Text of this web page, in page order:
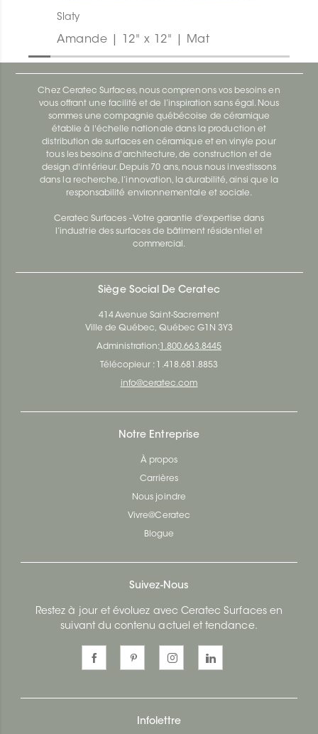
Slaty
Amande | 12" x 12" | Mat
Chez Ceratec Surfaces, nous comprenons vos besoins en
vous offrant une facilité et de l’inspiration sans égal. Nous
sommes une compagnie québécoise de céramique
établie à l'échelle nationale dans la production et
distribution de surfaces en céramique et en vinyle pour
tous les besoins d'architecture, de construction et de
design d'intérieur. Depuis 70 ans, nous nous investissons
dans la recherche, l’innovation, la durabilité, ainsi que la
responsabilité environnementale et sociale.
Ceratec Surfaces - Votre garantie d'expertise dans
l’industrie des surfaces de bâtiment résidentiel et
commercial.
Siège Social De Ceratec
414 Avenue Saint-Sacrement
Ville de Québec, Québec G1N 3Y3
Administration: 1.800.663.8445
Télécopieur : 1.418.681.8853
info@ceratec.com
Notre Entreprise
À propos
Carrières
Nous joindre
Vivre@Ceratec
Blogue
Suivez-Nous
Restez à jour et évoluez avec Ceratec Surfaces en
suivant du contenu actuel et tendance.
Infolettre